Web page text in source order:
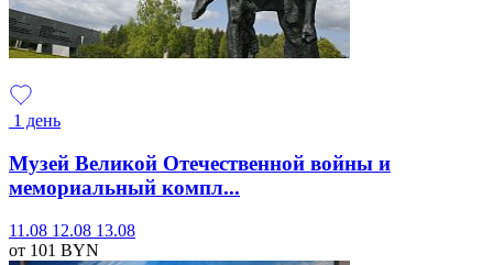
1 день
Музей Великой Отечественной войны и
мемориальный компл...
11.08 12.08 13.08
от 101 BYN